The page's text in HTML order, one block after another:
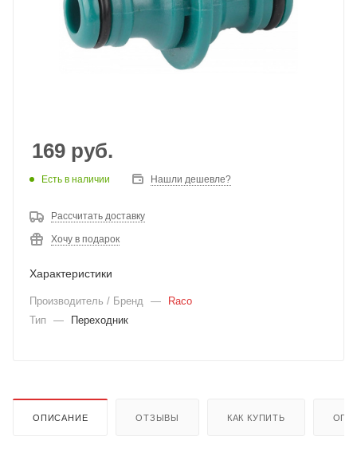
169 руб.
Есть в наличии Нашли дешевле?
Рассчитать доставку
Хочу в подарок
Характеристики
Производитель / Бренд —
Raco
Тип
— Переходник
ОПИСАНИЕ ОТЗЫВЫ КАК КУПИТЬ